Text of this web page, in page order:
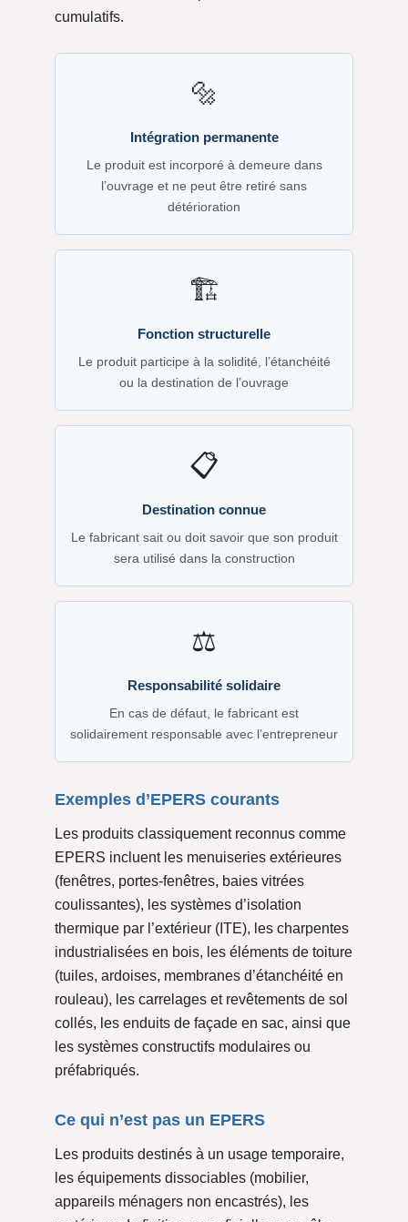
cumulatifs.
🔩
Intégration permanente
Le produit est incorporé à demeure dans
l’ouvrage et ne peut être retiré sans
détérioration
🏗️
Fonction structurelle
Le produit participe à la solidité, l’étanchéité
ou la destination de l’ouvrage
📋
Destination connue
Le fabricant sait ou doit savoir que son produit
sera utilisé dans la construction
⚖️
Responsabilité solidaire
En cas de défaut, le fabricant est
solidairement responsable avec l’entrepreneur
Exemples d’EPERS courants
Les produits classiquement reconnus comme
EPERS incluent les menuiseries extérieures
(fenêtres, portes-fenêtres, baies vitrées
coulissantes), les systèmes d’isolation
thermique par l’extérieur (ITE), les charpentes
industrialisées en bois, les éléments de toiture
(tuiles, ardoises, membranes d’étanchéité en
rouleau), les carrelages et revêtements de sol
collés, les enduits de façade en sac, ainsi que
les systèmes constructifs modulaires ou
préfabriqués.
Ce qui n’est pas un EPERS
Les produits destinés à un usage temporaire,
les équipements dissociables (mobilier,
appareils ménagers non encastrés), les